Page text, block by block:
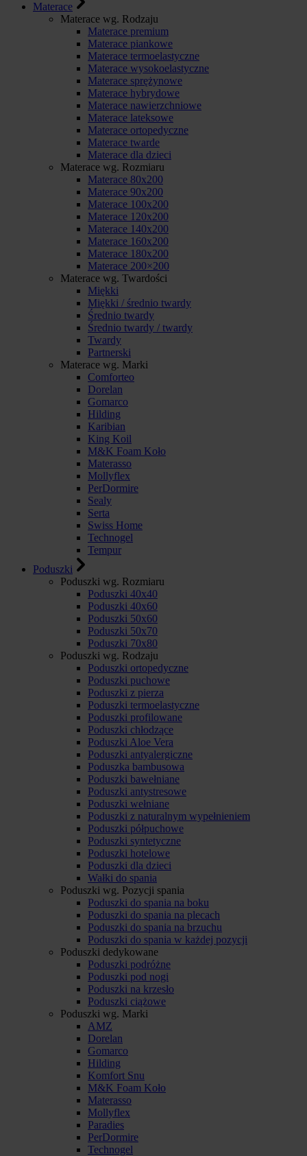
Materace
Materace wg. Rodzaju
Materace premium
Materace piankowe
Materace termoelastyczne
Materace wysokoelastyczne
Materace sprężynowe
Materace hybrydowe
Materace nawierzchniowe
Materace lateksowe
Materace ortopedyczne
Materace twarde
Materace dla dzieci
Materace wg. Rozmiaru
Materace 80x200
Materace 90x200
Materace 100x200
Materace 120x200
Materace 140x200
Materace 160x200
Materace 180x200
Materace 200×200
Materace wg. Twardości
Miękki
Miękki / średnio twardy
Średnio twardy
Średnio twardy / twardy
Twardy
Partnerski
Materace wg. Marki
Comforteo
Dorelan
Gomarco
Hilding
Karibian
King Koil
M&K Foam Koło
Materasso
Mollyflex
PerDormire
Sealy
Serta
Swiss Home
Technogel
Tempur
Poduszki
Poduszki wg. Rozmiaru
Poduszki 40x40
Poduszki 40x60
Poduszki 50x60
Poduszki 50x70
Poduszki 70x80
Poduszki wg. Rodzaju
Poduszki ortopedyczne
Poduszki puchowe
Poduszki z pierza
Poduszki termoelastyczne
Poduszki profilowane
Poduszki chłodzące
Poduszki Aloe Vera
Poduszki antyalergiczne
Poduszka bambusowa
Poduszki bawełniane
Poduszki antystresowe
Poduszki wełniane
Poduszki z naturalnym wypełnieniem
Poduszki półpuchowe
Poduszki syntetyczne
Poduszki hotelowe
Poduszki dla dzieci
Wałki do spania
Poduszki wg. Pozycji spania
Poduszki do spania na boku
Poduszki do spania na plecach
Poduszki do spania na brzuchu
Poduszki do spania w każdej pozycji
Poduszki dedykowane
Poduszki podróżne
Poduszki pod nogi
Poduszki na krzesło
Poduszki ciążowe
Poduszki wg. Marki
AMZ
Dorelan
Gomarco
Hilding
Komfort Snu
M&K Foam Koło
Materasso
Mollyflex
Paradies
PerDormire
Technogel